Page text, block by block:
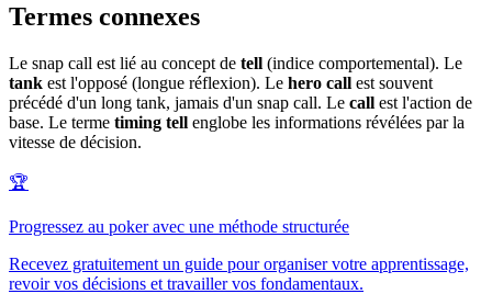
Termes connexes
Le snap call est lié au concept de tell (indice comportemental). Le
tank est l'opposé (longue réflexion). Le hero call est souvent
précédé d'un long tank, jamais d'un snap call. Le call est l'action de
base. Le terme timing tell englobe les informations révélées par la
vitesse de décision.
🏆
Progressez au poker avec une méthode structurée
Recevez gratuitement un guide pour organiser votre apprentissage,
revoir vos décisions et travailler vos fondamentaux.